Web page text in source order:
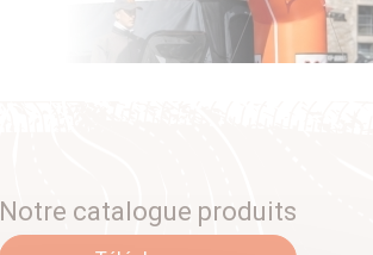
Notre catalogue produits